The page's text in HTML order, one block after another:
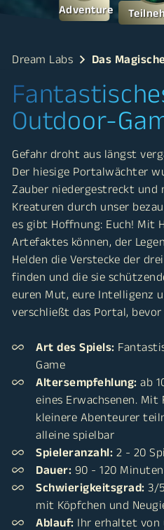
Adventure
Dream Labs Das
Outdoor-
Gefahr droht aus längst
Der hiesige Portalwächter
Zauber niedergestreckt und
Kreaturen durch unser
es gibt Hoffnung: Euch! Mit
Artefaktes können, der
Helden die Verstecke der
finden und die sie
euren Mut, eure Intelligenz
verschließt das Portal,
Art des Spiels:
Game
Altersempfehlung: ab
eines Erwachsenen. Mit
kleinere Abenteurer
alleine spielbar
Spieleranzahl: 2 - 20
Dauer: 90 - 120 Minuten
Schwierigkeitsgrad: 3/
mit Köpfchen und
Ablauf: Ihr erhaltet von